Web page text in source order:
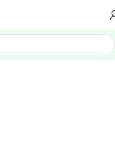
Parquet da Esterno in Listoni